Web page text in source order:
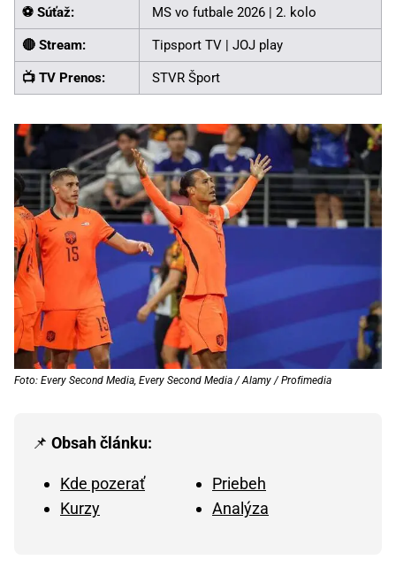
⚽ Súťaž: MS vo futbale 2026 | 2. kolo
🔴 Stream: Tipsport TV | JOJ play
📺 TV Prenos: STVR Šport
Foto: Every Second Media, Every Second Media / Alamy / Profimedia
📌 Obsah článku:
Kde pozerať
Priebeh
Kurzy
Analýza